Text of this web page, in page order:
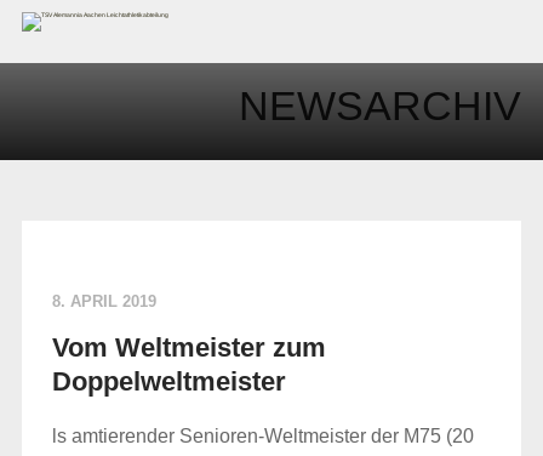
NEWSARCHIV
8. APRIL 2019
Vom Weltmeister zum
Doppelweltmeister
ls amtierender Senioren-Weltmeister der M75 (20